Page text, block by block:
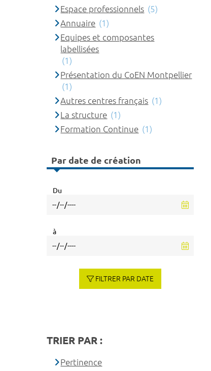
Espace professionnels (5)
Annuaire (1)
Equipes et composantes
labellisées
(1)
Présentation du CoEN Montpellier
(1)
Autres centres français (1)
La structure (1)
Formation Continue (1)
Par date de création
Du
à
FILTRER PAR DATE
TRIER PAR :
Pertinence